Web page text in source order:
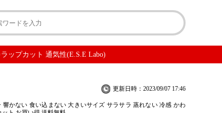
ップカット 通気性(E.S.E Labo)
更新日時：2023/09/07 17:46
響かない 食い込まない 大きいサイズ サラサラ 蒸れない 冷感 かわ